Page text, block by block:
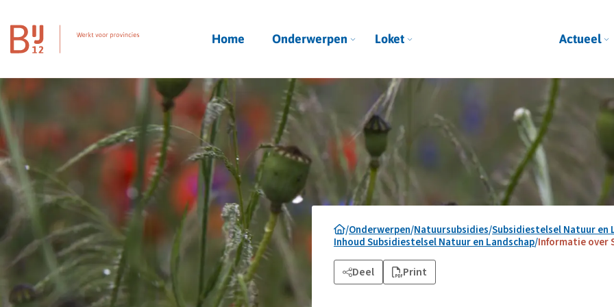
Homepagina
Home Onderwerpen Loket Actueel
/Onderwerpen/Natuursubsidies/Subsidiestelsel Natuur en
Inhoud Subsidiestelsel Natuur en Landschap/Informatie over
Deel Print